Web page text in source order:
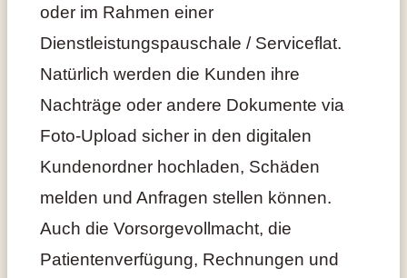
oder im Rahmen einer
Dienstleistungspauschale / Serviceflat.
Natürlich werden die Kunden ihre
Nachträge oder andere Dokumente via
Foto-Upload sicher in den digitalen
Kundenordner hochladen, Schäden
melden und Anfragen stellen können.
Auch die Vorsorgevollmacht, die
Patientenverfügung, Rechnungen und